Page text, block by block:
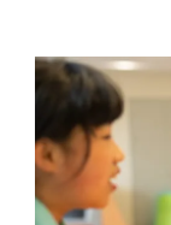
News image